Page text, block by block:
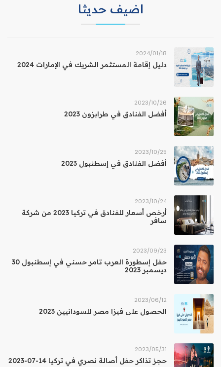
اضيف حديثا
18‏/01‏/2024
دليل إقامة المستثمر الشريك في الإمارات 2024
26‏/10‏/2023
أفضل الفنادق في طرابزون 2023
25‏/10‏/2023
أفضل الفنادق في إسطنبول 2023
24‏/10‏/2023
أرخص أسعار للفنادق في تركيا 2023 من شركة
سافر
23‏/09‏/2023
حفل إسطورة العرب تامر حسني في إسطنبول 30
ديسمبر 2023
12‏/06‏/2023
الحصول على فيزا مصر للسودانيين 2023
31‏/05‏/2023
حجز تذاكر حفل أصالة نصري في تركيا 14-07-2023